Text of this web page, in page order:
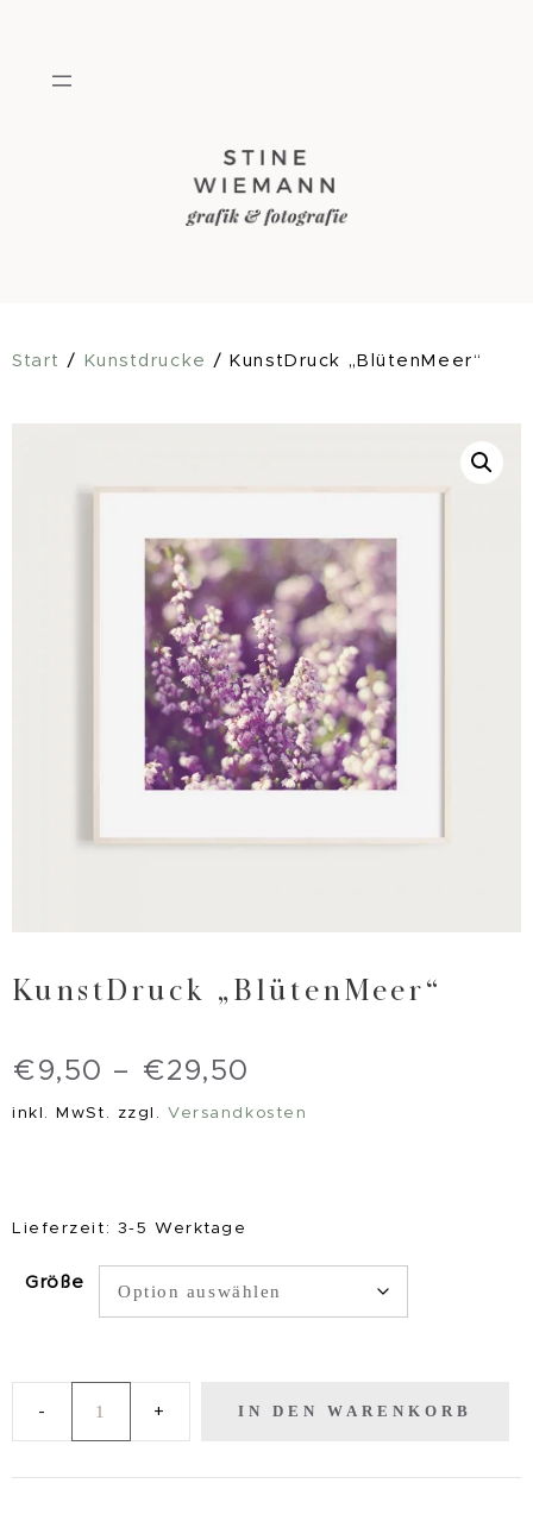
Start / Kunstdrucke / KunstDruck „BlütenMeer“
KunstDruck „BlütenMeer“
€ 9,50 – €29,50
inkl. MwSt. zzgl.Versandkosten
Lieferzeit: 3-5 Werktage
Größe
IN DEN WARENKORB